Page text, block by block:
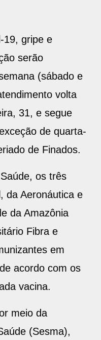
19, gripe e
serão
(sábado e
volta
31, e segue
de quarta-
de Finados.
os três
da Aeronáutica e
da Amazônia
Fibra e
em
acordo com os
vacina.
meio da
(Sesma),